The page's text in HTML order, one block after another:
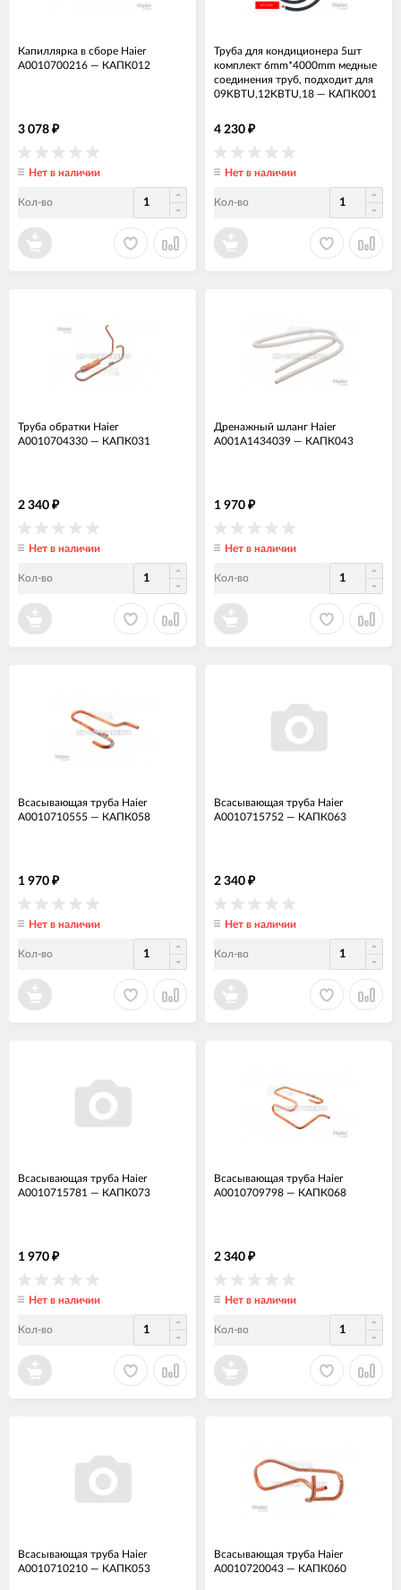
Капиллярка в сборе Haier
A0010700216 — КАПК012
3 078 ₽
Нет в наличии
Кол-во
Труба для кондиционера 5шт
комплект 6mm*4000mm медные
соединения труб, подходит для
09KBTU,12KBTU,18 — КАПК001
4 230 ₽
Нет в наличии
Кол-во
Труба обратки Haier
A0010704330 — КАПК031
2 340 ₽
Нет в наличии
Кол-во
Дренажный шланг Haier
A001A1434039 — КАПК043
1 970 ₽
Нет в наличии
Кол-во
Всасывающая труба Haier
A0010710555 — КАПК058
1 970 ₽
Нет в наличии
Кол-во
Всасывающая труба Haier
A0010715752 — КАПК063
2 340 ₽
Нет в наличии
Кол-во
Всасывающая труба Haier
A0010715781 — КАПК073
1 970 ₽
Нет в наличии
Кол-во
Всасывающая труба Haier
A0010709798 — КАПК068
2 340 ₽
Нет в наличии
Кол-во
Всасывающая труба Haier
A0010710210 — КАПК053
Всасывающая труба Haier
A0010720043 — КАПК060